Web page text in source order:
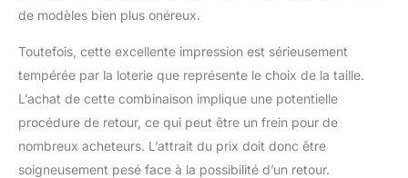
de modèles bien plus onéreux.
Toutefois, cette excellente impression est sérieusement
tempérée par la loterie que représente le choix de la taille.
L’achat de cette combinaison implique une potentielle
procédure de retour, ce qui peut être un frein pour de
nombreux acheteurs. L’attrait du prix doit donc être
soigneusement pesé face à la possibilité d’un retour.